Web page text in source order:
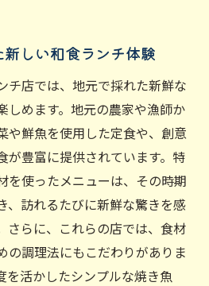
も身体もリフレッシュ
枚方市駅の和食ランチを楽
だんに使った和食メニュー
る和食ランチの楽しみ方
枚方市駅の和食ランチ
き出す和食の技
を感じる和食ランチ体験
の和食ランチメニュー
しい和食ランチ体験
チ店では、地元で採れた新鮮な
しめます。地元の農家や漁師か
や鮮魚を使用した定食や、創意
が豊富に提供されています。特
を使ったメニューは、その時期
、訪れるたびに新鮮な驚きを感
さらに、これらの店では、食材
の調理法にもこだわりがありま
を活かしたシンプルな焼き魚